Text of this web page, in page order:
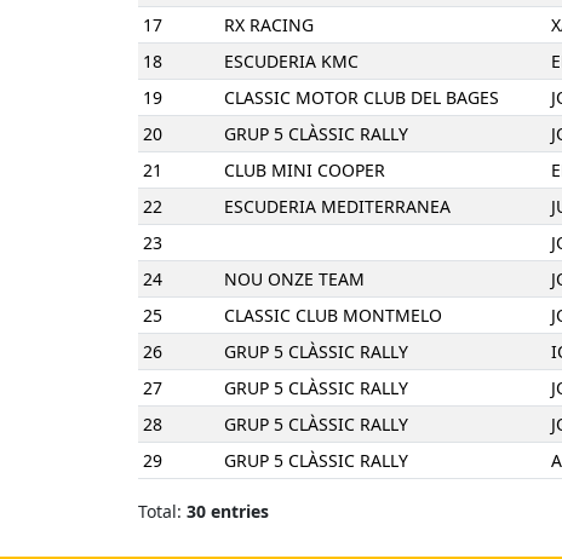
17
RX RACING
18
ESCUDERIA KMC
19
CLASSIC MOTOR CLUB DEL BAGES
20
GRUP 5 CLÀSSIC RALLY
21
CLUB MINI COOPER
22
ESCUDERIA MEDITERRANEA
23
24
NOU ONZE TEAM
25
CLASSIC CLUB MONTMELO
26
GRUP 5 CLÀSSIC RALLY
27
GRUP 5 CLÀSSIC RALLY
28
GRUP 5 CLÀSSIC RALLY
29
GRUP 5 CLÀSSIC RALLY
Total: 30 entries